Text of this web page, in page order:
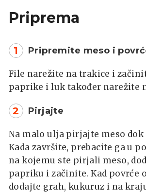
Priprema
1 Pripremite meso i
File narežite na trakice i
paprike i luk također narežite
2 Pirjajte
Na malo ulja pirjajte meso
Kada završite, prebacite ga u
na kojemu ste pirjali meso,
papriku i začinite. Kad povrće
dodajte grah, kukuruz i na